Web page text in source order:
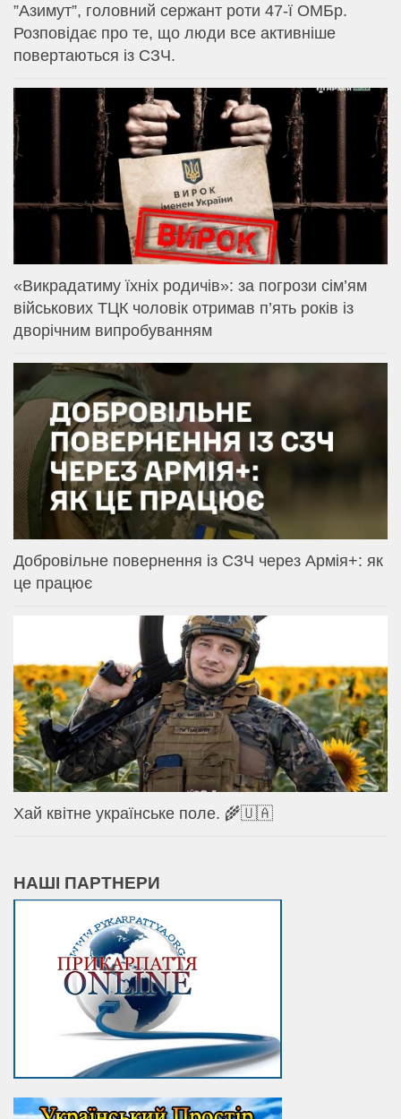
⁨”Азимут”, головний сержант роти 47-ї ОМБр.
Розповідає про те, що люди все активніше
повертаються із СЗЧ.
«Викрадатиму їхніх родичів»: за погрози сім’ям
військових ТЦК чоловік отримав п’ять років із
дворічним випробуванням
Добровільне повернення із СЗЧ через Армія+: як
це працює
Хай квітне українське поле. 🌾🇺🇦
НАШІ ПАРТНЕРИ